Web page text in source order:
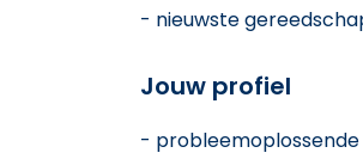
- nieuwste
Jouw profiel
- probleemoplossende